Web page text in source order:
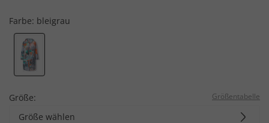
Farbe: bleigrau
Größe: Größentabelle
Größe wählen